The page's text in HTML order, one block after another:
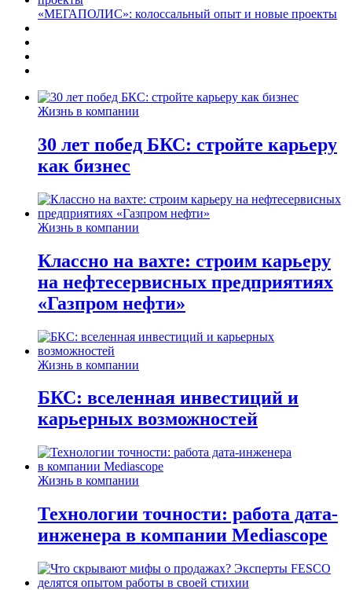
«МЕГАПОЛИС»: колоссальный опыт и новые проекты
Жизнь в компании
30 лет побед БКС: стройте карьеру
как бизнес
Жизнь в компании
Классно на вахте: строим карьеру
на нефтесервисных предприятиях
«Газпром нефти»
Жизнь в компании
БКС: вселенная инвестиций и
карьерных возможностей
Жизнь в компании
Технологии точности: работа дата-
инженера в компании Mediascope